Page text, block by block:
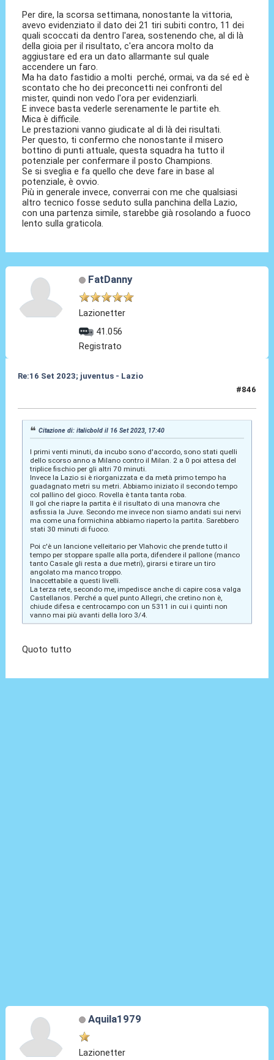
Per dire, la scorsa settimana, nonostante la vittoria,
avevo evidenziato il dato dei 21 tiri subiti contro, 11 dei
quali scoccati da dentro l'area, sostenendo che, al di là
della gioia per il risultato, c'era ancora molto da
aggiustare ed era un dato allarmante sul quale
accendere un faro.
Ma ha dato fastidio a molti perché, ormai, va da sé ed è
scontato che ho dei preconcetti nei confronti del
mister, quindi non vedo l'ora per evidenziarli.
E invece basta vederle serenamente le partite eh.
Mica è difficile.
Le prestazioni vanno giudicate al di là dei risultati.
Per questo, ti confermo che nonostante il misero
bottino di punti attuale, questa squadra ha tutto il
potenziale per confermare il posto Champions.
Se si sveglia e fa quello che deve fare in base al
potenziale, è ovvio.
Più in generale invece, converrai con me che qualsiasi
altro tecnico fosse seduto sulla panchina della Lazio,
con una partenza simile, starebbe già rosolando a fuoco
lento sulla graticola.
FatDanny
Lazionetter
41.056
Registrato
Re:16 Set 2023; juventus - Lazio
#846
Citazione di: italicbold il 16 Set 2023, 17:40
I primi venti minuti, da incubo sono d'accordo, sono stati quelli
dello scorso anno a Milano contro il Milan. 2 a 0 poi attesa del
triplice fischio per gli altri 70 minuti.
Invece la Lazio si è riorganizzata e da metà primo tempo ha
guadagnato metri su metri. Abbiamo iniziato il secondo tempo
col pallino del gioco. Rovella è tanta tanta roba.
Il gol che riapre la partita è il risultato di una manovra che
asfissia la Juve. Secondo me invece non siamo andati sui nervi
ma come una formichina abbiamo riaperto la partita. Sarebbero
stati 30 minuti di fuoco.
Poi c'è un lancione velleitario per Vlahovic che prende tutto il
tempo per stoppare spalle alla porta, difendere il pallone (manco
tanto Casale gli resta a due metri), girarsi e tirare un tiro
angolato ma manco troppo.
Inaccettabile a questi livelli.
La terza rete, secondo me, impedisce anche di capire cosa valga
Castellanos. Perché a quel punto Allegri, che cretino non è,
chiude difesa e centrocampo con un 5311 in cui i quinti non
vanno mai più avanti della loro 3/4.
Quoto tutto
Aquila1979
Lazionetter